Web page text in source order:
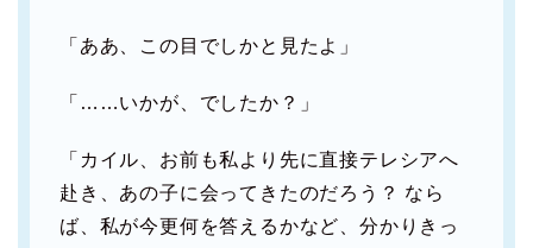
「ああ、この目でしかと見たよ」
「……いかが、でしたか？」
「カイル、お前も私より先に直接テレシアへ
赴き、あの子に会ってきたのだろう？ なら
ば、私が今更何を答えるかなど、分かりきっ